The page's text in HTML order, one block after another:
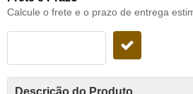
Calcule o frete e o prazo de entrega
Descrição do Produto